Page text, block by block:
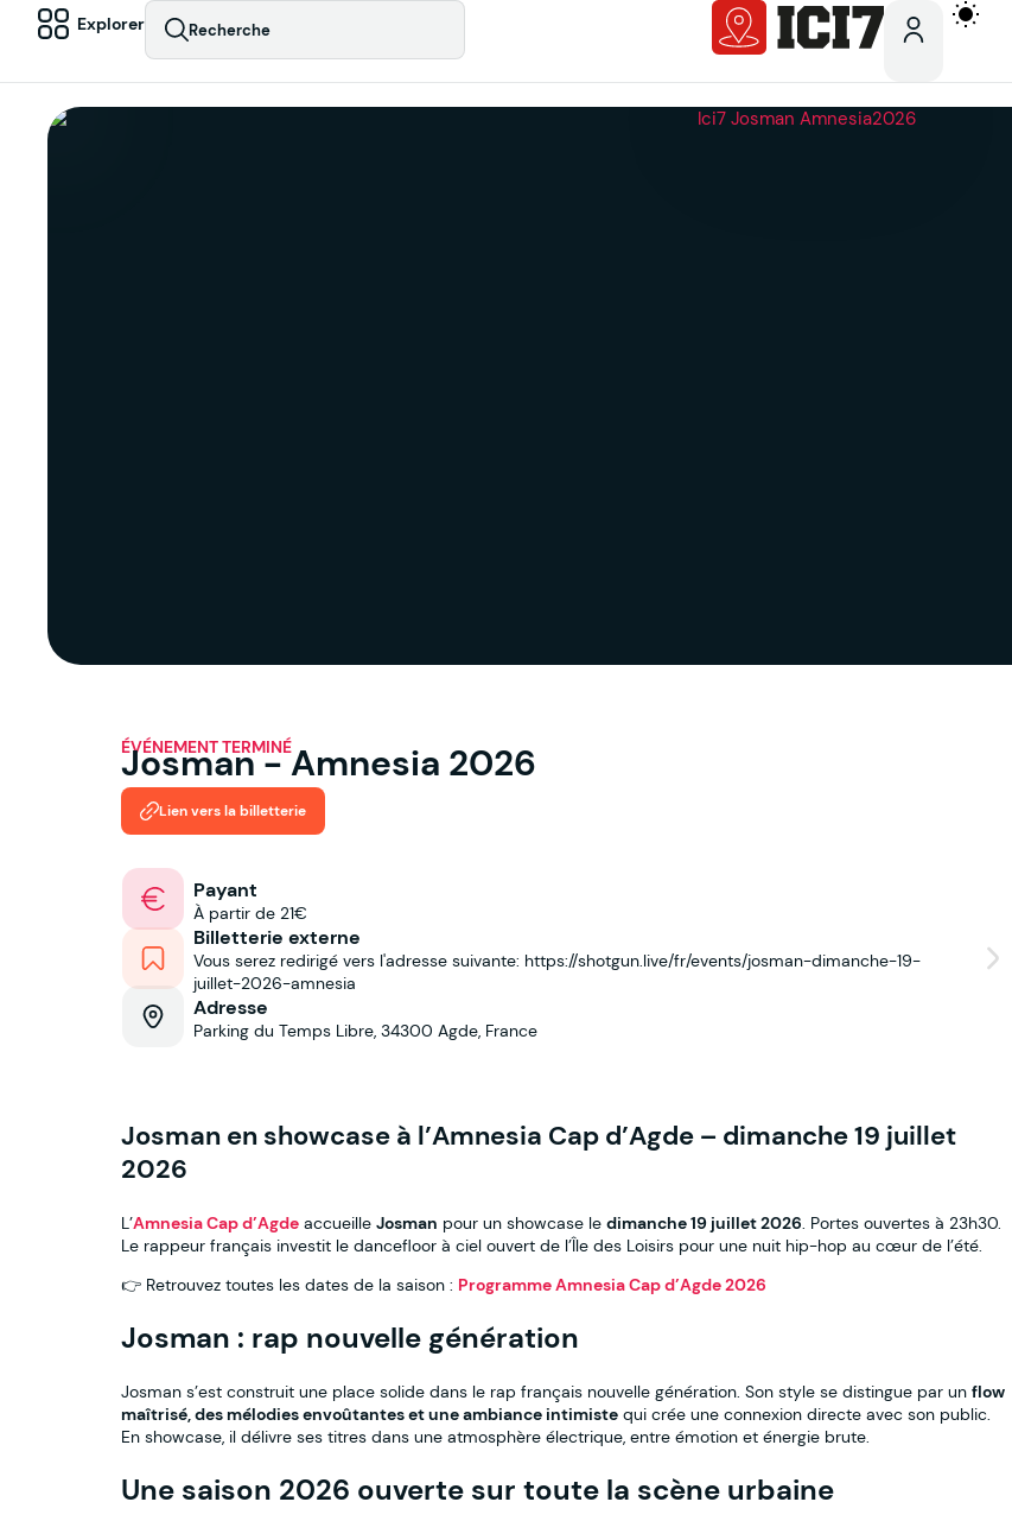
Explorer Recherche
ÉVÉNEMENT TERMINÉ
Josman - Amnesia 2026
Payant
À partir de 21€
Billetterie externe
Vous serez redirigé vers l'adresse suivante: https://shotgun.live/fr/events/josman-dimanche-19-
juillet-2026-amnesia
Adresse
Parking du Temps Libre, 34300 Agde, France
Josman en showcase à l’Amnesia Cap d’Agde – dimanche 19 juillet
2026
L’Amnesia Cap d’Agde accueille Josman pour un showcase le dimanche 19 juillet 2026. Portes ouvertes à 23h30.
Le rappeur français investit le dancefloor à ciel ouvert de l’Île des Loisirs pour une nuit hip-hop au cœur de l’été.
👉 Retrouvez toutes les dates de la saison : Programme Amnesia Cap d’Agde 2026
Josman : rap nouvelle génération
Josman s’est construit une place solide dans le rap français nouvelle génération. Son style se distingue par un flow
maîtrisé, des mélodies envoûtantes et une ambiance intimiste qui crée une connexion directe avec son public.
En showcase, il délivre ses titres dans une atmosphère électrique, entre émotion et énergie brute.
Une saison 2026 ouverte sur toute la scène urbaine
Lien vers la billetterie